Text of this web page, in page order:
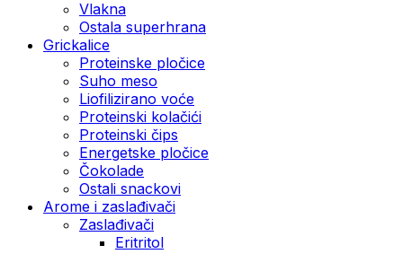
Vlakna
Ostala superhrana
Grickalice
Proteinske pločice
Suho meso
Liofilizirano voće
Proteinski kolačići
Proteinski čips
Energetske pločice
Čokolade
Ostali snackovi
Arome i zaslađivači
Zaslađivači
Eritritol